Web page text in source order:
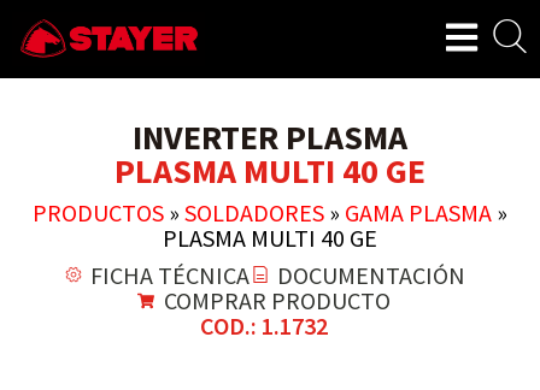
INVERTER PLASMA
PLASMA MULTI 40 GE
PRODUCTOS » SOLDADORES » GAMA PLASMA »
PLASMA MULTI 40 GE
FICHA TÉCNICA
DOCUMENTACIÓN
COMPRAR PRODUCTO
COD.: 1.1732